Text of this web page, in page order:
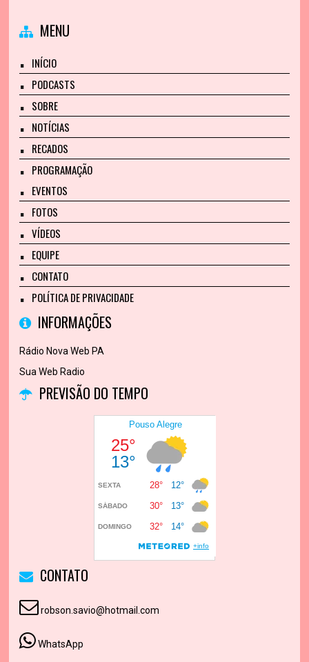
MENU
INÍCIO
PODCASTS
SOBRE
NOTÍCIAS
RECADOS
PROGRAMAÇÃO
EVENTOS
FOTOS
VÍDEOS
EQUIPE
CONTATO
POLÍTICA DE PRIVACIDADE
INFORMAÇÕES
Rádio Nova Web PA
Sua Web Radio
PREVISÃO DO TEMPO
CONTATO
robson.savio@hotmail.com
WhatsApp